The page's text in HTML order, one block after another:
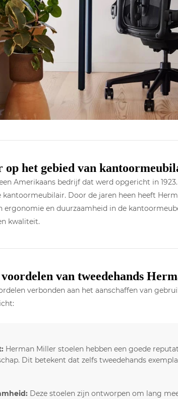
het gebied van
Amerikaans bedrijf dat werd opgericht in
kantoormeubilair. Door de jaren heen heeft
ergonomie en duurzaamheid in de
kwaliteit.
van tweedehands
verbonden aan het aanschaffen van
Herman Miller stoelen hebben een goede
Dit betekent dat zelfs tweedehands
Deze stoelen zijn ontworpen om lang